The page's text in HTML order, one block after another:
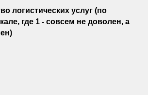
логистических услуг (по
где 1 - совсем не доволен, а